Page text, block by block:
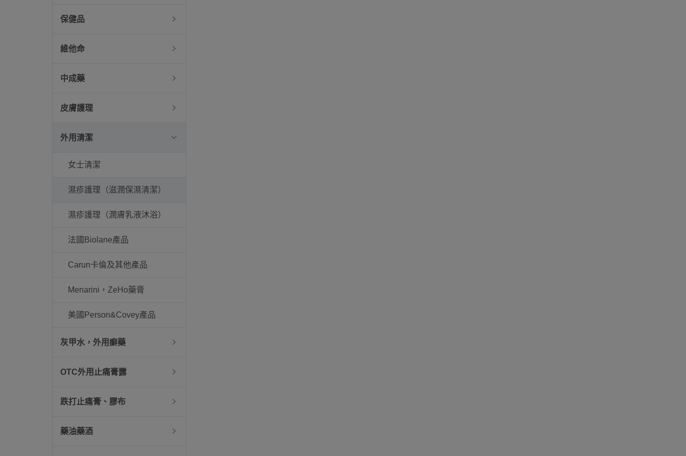
保健品
維他命
中成藥
皮膚護理
外用清潔
女士清潔
濕疹護理（滋潤保濕清潔）
濕疹護理（潤膚乳液沐浴）
法國Biolane產品
Carun卡倫及其他產品
Menarini，ZeHo藥膏
美國Person&Covey產品
灰甲水，外用癬藥
OTC外用止痛膏露
跌打止痛膏、膠布
藥油藥酒